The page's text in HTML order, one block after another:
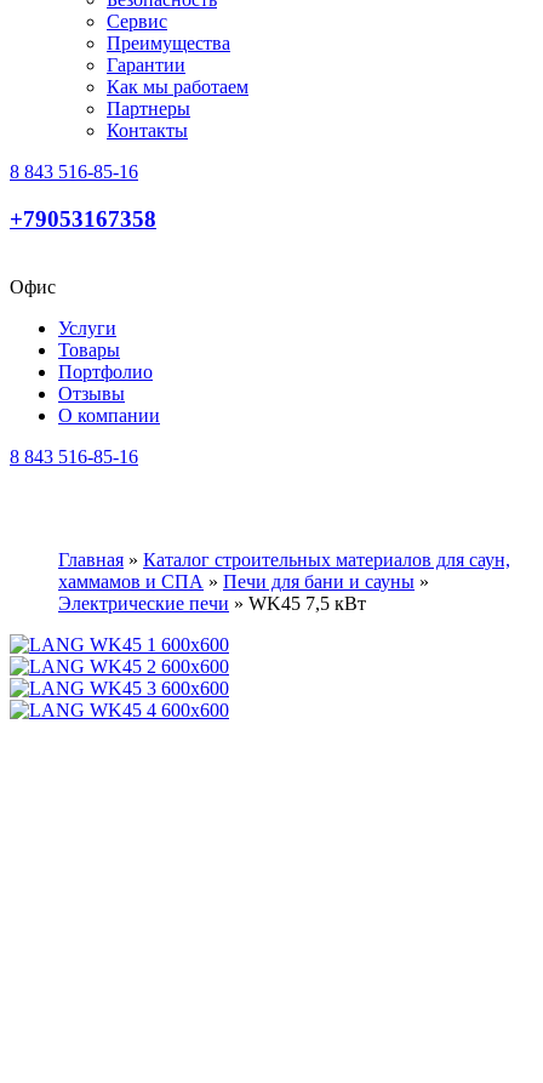
Сервис
Преимущества
Гарантии
Как мы работаем
Партнеры
Контакты
8 843 516-85-16
+79053167358
Офис
Услуги
Товары
Портфолио
Отзывы
О компании
8 843 516-85-16
Главная » Каталог строительных материалов для саун,
хаммамов и СПА » Печи для бани и cауны »
Электрические печи » WK45 7,5 кВт